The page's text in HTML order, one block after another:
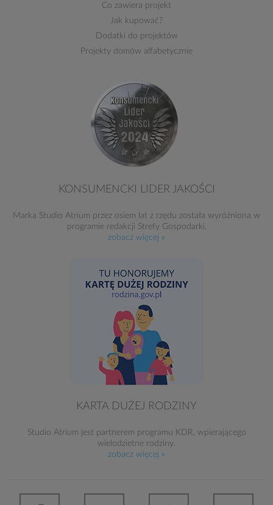
Co zawiera projekt
Jak kupować?
Dodatki do projektów
Projekty domów alfabetycznie
KONSUMENCKI LIDER JAKOŚCI
Marka Studio Atrium przez osiem lat z rzędu została wyróżniona w
programie redakcji Strefy Gospodarki.
zobacz więcej »
KARTA DUŻEJ RODZINY
Studio Atrium jest partnerem programu KDR, wpierającego
wielodzietne rodziny.
zobacz więcej »